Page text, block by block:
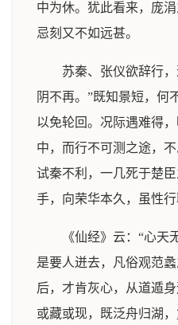
中为休。犹此看来，庞
忌刻又不如远甚。
苏秦、张仪欲辞行
阴不再。”既知景短，何
以免轮回。况际遇难得
中，而行不可测之途，
试秦不利，一几死于楚
手，向荣华本久，虽性行
《仙经》云：“心天
是要人迸去，凡俗观范
后，才肯灰心，从道遁
或藏或现，既泛舟归湖